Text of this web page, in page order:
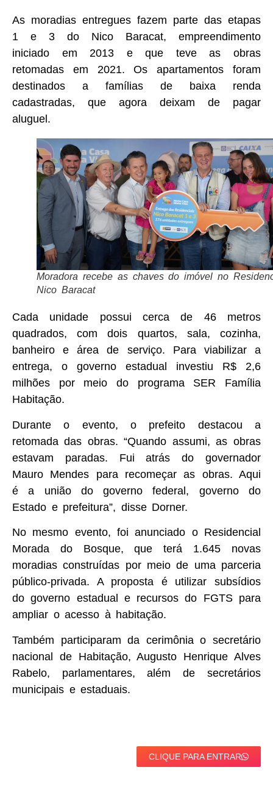
As moradias entregues fazem parte das etapas
1 e 3 do Nico Baracat, empreendimento
iniciado em 2013 e que teve as obras
retomadas em 2021. Os apartamentos foram
destinados a famílias de baixa renda
cadastradas, que agora deixam de pagar
aluguel.
Moradora recebe as chaves do imóvel no
Nico Baracat
Cada unidade possui cerca de 46 metros
quadrados, com dois quartos, sala, cozinha,
banheiro e área de serviço. Para viabilizar a
entrega, o governo estadual investiu R$ 2,6
milhões por meio do programa SER Família
Habitação.
Durante o evento, o prefeito destacou a
retomada das obras. “Quando assumi, as obras
estavam paradas. Fui atrás do governador
Mauro Mendes para recomeçar as obras. Aqui
é a união do governo federal, governo do
Estado e prefeitura”, disse Dorner.
No mesmo evento, foi anunciado o Residencial
Morada do Bosque, que terá 1.645 novas
moradias construídas por meio de uma parceria
público-privada. A proposta é utilizar subsídios
do governo estadual e recursos do FGTS para
ampliar o acesso à habitação.
Também participaram da cerimônia o secretário
nacional de Habitação, Augusto Henrique Alves
Rabelo, parlamentares, além de secretários
municipais e estaduais.
CLIQUE PARA ENTRAR